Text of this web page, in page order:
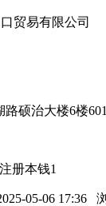
贸易有限公司
硕治大楼6楼
册本钱1
05-06 17:36